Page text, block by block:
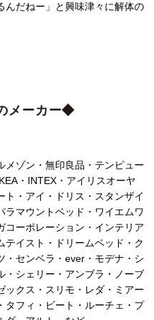
んだねー」と興味津々に解体の
メーカー◆
メゾン・無印良品・テンピュー
・INTEX・アイリスオーヤ
ト・アイ・ドリス・スタンザイ
ラマウントベッド・ワイエムワ
コーポレーション・インテリア
テイスト・ドリームベッド・ク
・センベラ・ever・モデナ・シ
・シェリー・アンブラ・ノーブ
ックス・スリモ・レダ・ミアー
タフィ・ビート・ルーチェ・プ